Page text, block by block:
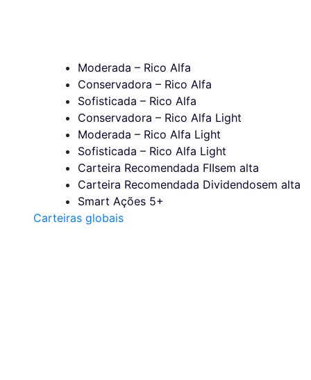
Moderada – Rico Alfa
Conservadora – Rico Alfa
Sofisticada – Rico Alfa
Conservadora – Rico Alfa Light
Moderada – Rico Alfa Light
Sofisticada – Rico Alfa Light
Carteira Recomendada FIIsem alta
Carteira Recomendada Dividendosem alta
Smart Ações 5+
Carteiras globais